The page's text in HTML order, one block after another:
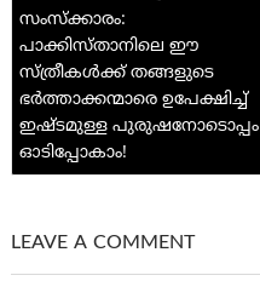
navigation
സംസ്ക്കാരം:
പാക്കിസ്താനിലെ ഈ
സ്ത്രീകൾക്ക് തങ്ങളുടെ
ഭർത്താക്കന്മാരെ ഉപേക്ഷിച്ച്
ഇഷ്ടമുള്ള പുരുഷനോടൊപ്പം
ഓടിപ്പോകാം!
LEAVE A COMMENT